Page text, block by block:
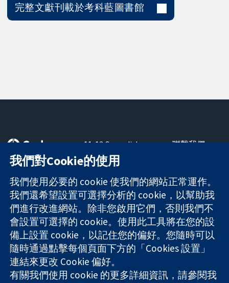
完整文獻刊載於考科藍圖書館
可信任實證
知情決定
更完善的健康照
護
11-13 Cavendish
Square
London
W1G 0AN
United Kingdom
聯繫我們
關於我們
工作機會
Cochrane
Library
The Cochrane Collaboration is a charity (no. 1045921) and a
company limited by guarantee (no. 03044323) registered in
England & Wales. VAT registration number GB 718 2127 49.
我們對Cookie的使用
我們使用必要的 cookie 使我們的網站正常運作。
我們還希望設置可選擇分析的 cookie，以幫助我
們進行改進網站。除非您啟用它們，否則我們不
會設置可選擇的 cookie。使用此工具將在您的設
備上設置 cookie，以記住您的偏好。您隨時可以
隨時通過點擊每個頁面下方的「Cookies 設置」
連結來更改 Cookie 偏好。
有關我們使用 cookie 的更多詳細資訊，請參閱我